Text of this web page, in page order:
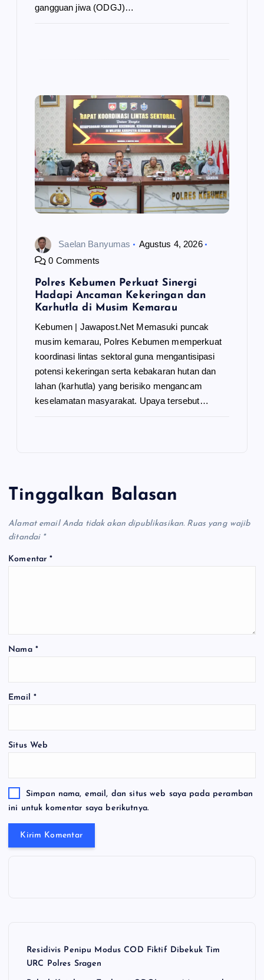
gangguan jiwa (ODGJ)…
Saelan Banyumas
Agustus 4, 2026
0 Comments
Polres Kebumen Perkuat Sinergi
Hadapi Ancaman Kekeringan dan
Karhutla di Musim Kemarau
Kebumen | Jawapost.Net Memasuki puncak
musim kemarau, Polres Kebumen memperkuat
koordinasi lintas sektoral guna mengantisipasi
potensi kekeringan serta kebakaran hutan dan
lahan (karhutla) yang berisiko mengancam
keselamatan masyarakat. Upaya tersebut…
Tinggalkan Balasan
Alamat email Anda tidak akan dipublikasikan. Ruas yang wajib
ditandai *
Komentar*
Nama *
Email *
Situs Web
Simpan nama, email, dan situs web saya pada peramban
ini untuk komentar saya berikutnya.
Residivis Penipu Modus COD Fiktif Dibekuk Tim
URC Polres Sragen